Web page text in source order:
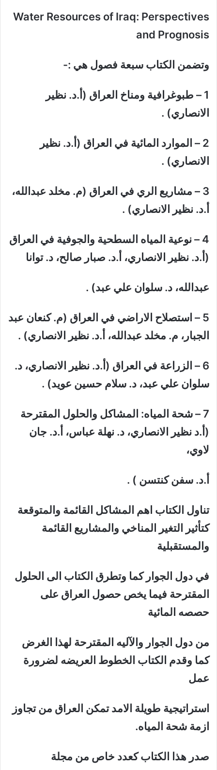
Water Resources of Iraq: Perspectives
and Prognosis
وتضمن الكتاب سبعة فصول ھي :-
1 – طبوغرافیة ومناخ العراق (أ.د. نظیر
الانصاري) .
2 – الموارد المائیة في العراق (أ.د. نظیر
الانصاري) .
3 – مشاریع الري في العراق (م. مخلد عبدالله،
أ.د. نظیر الانصاري) .
4 – نوعیة المیاه السطحیة والجوفیة في العراق
(أ.د. نظیر الانصاري، أ.د. صبار صالح، د. توانا
عبدالله، د. سلوان علي عبد) .
5 – استصلاح الاراضي في العراق (م. كنعان عبد
الجبار، م. مخلد عبدالله، أ.د. نظیر الانصاري) .
6 – الزراعة في العراق (أ.د. نظیر الانصاري، د.
سلوان علي عبد، د. سلام حسین عوید) .
7 – شحة المیاه: المشاكل والحلول المقترحة
(أ.د نظیر الانصاري، د. نھلة عباس، أ.د. جان
لاوي،
أ.د. سفن كنتسن ) .
تناول الكتاب اھم المشاكل القائمة والمتوقعة
كتأثیر التغیر المناخي والمشاریع القائمة
والمستقبلیة
في دول الجوار كما وتطرق الكتاب الى الحلول
المقترحة فیما یخص حصول العراق على
حصصه المائیة
من دول الجوار والآلیه المقترحة لھذا الغرض
كما وقدم الكتاب الخطوط العریضه لضرورة
عمل
استراتيجية طویلة الامد تمكن العراق من تجاوز
ازمة شحة المیاه.
صدر ھذا الكتاب كعدد خاص من مجلة